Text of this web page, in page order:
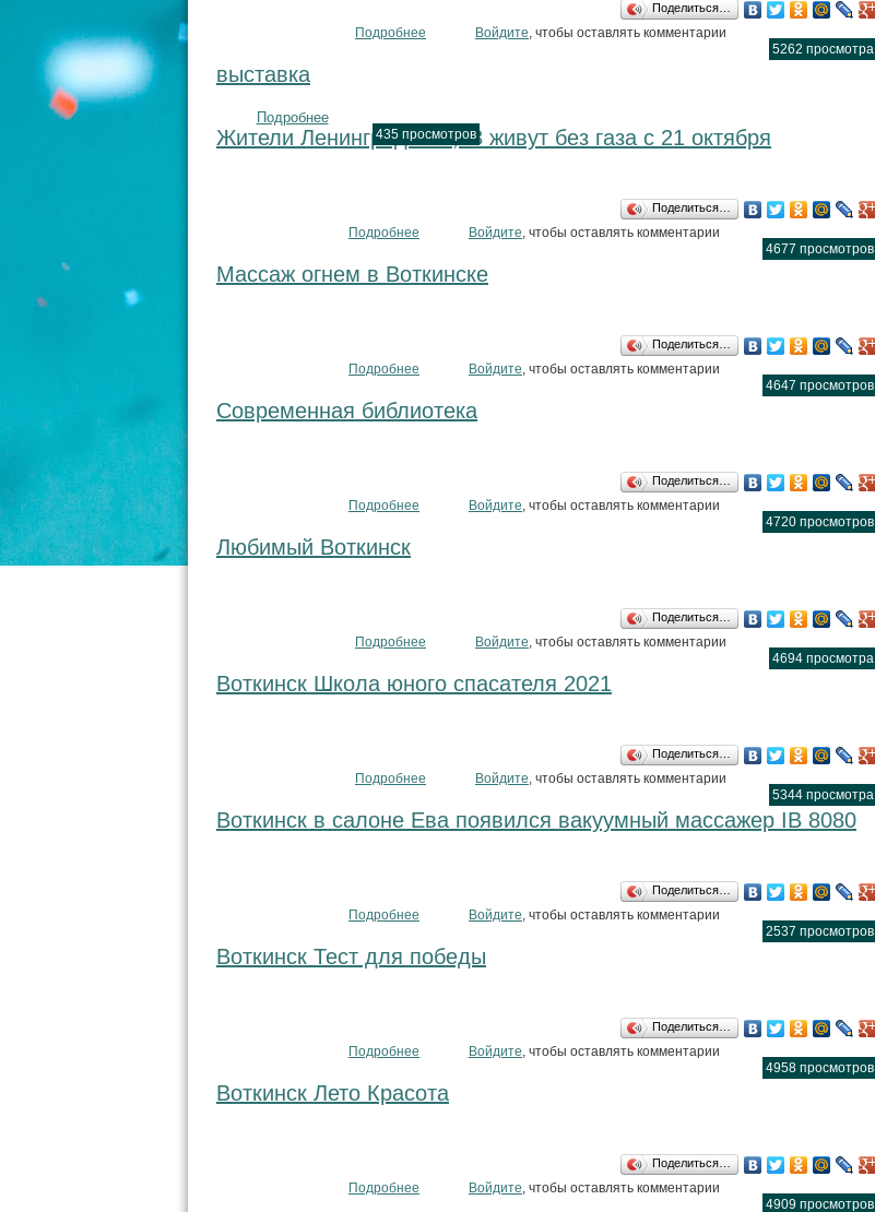
Поделиться…
Подробнее о Гаражная амнистия
Войдите, чтобы оставлять комментарии
5262 просмотра
выставка
Подробнеео выставка
435 просмотров
Жители Ленинградская,13 живут без газа с 21 октября
Поделиться…
Подробнее о Жители Ленинградская,13 живут без газа с 21 октября
Войдите, чтобы оставлять комментарии
4677 просмотров
Массаж огнем в Воткинске
Поделиться…
Подробнее о Массаж огнем в Воткинске
Войдите, чтобы оставлять комментарии
4647 просмотров
Современная библиотека
Поделиться…
Подробнее о Современная библиотека
Войдите, чтобы оставлять комментарии
4720 просмотров
Любимый Воткинск
Поделиться…
Подробнее о Любимый Воткинск
Войдите, чтобы оставлять комментарии
4694 просмотра
Воткинск Школа юного спасателя 2021
Поделиться…
Подробнее о Воткинск Школа юного спасателя 2021
Войдите, чтобы оставлять комментарии
5344 просмотра
Воткинск в салоне Ева появился вакуумный массажер IB 8080
Поделиться…
Подробнее о Воткинск в салоне Ева появился вакуумный массажер IB 8080
Войдите, чтобы оставлять комментарии
2537 просмотров
Воткинск Тест для победы
Поделиться…
Подробнее о Воткинск Тест для победы
Войдите, чтобы оставлять комментарии
4958 просмотров
Воткинск Лето Красота
Поделиться…
Подробнее о Воткинск Лето Красота
Войдите, чтобы оставлять комментарии
4909 просмотров